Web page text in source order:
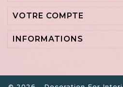
VOTRE COMPTE
INFORMATIONS